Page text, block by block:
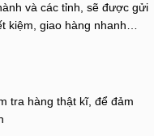
và các tỉnh, sẽ được gửi
kiệm, giao hàng nhanh…
tra hàng thật kĩ, để đảm